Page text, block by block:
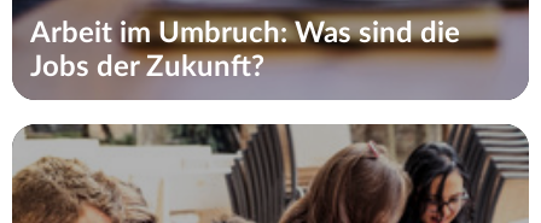
Arbeit im Umbruch: Was sind die
Jobs der Zukunft?